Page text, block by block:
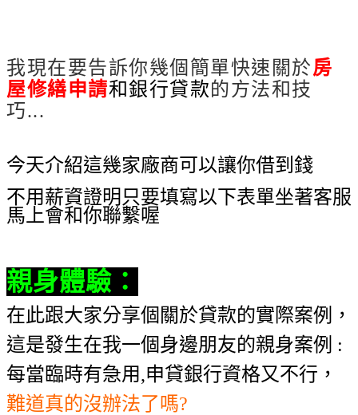
我現在要告訴你幾個簡單快速關於房
屋修繕申請和銀行貸款的方法和技
巧...
今天介紹這幾家廠商可以讓你借到錢
不用薪資證明只要填寫以下表單坐著客服
馬上會和你聯繫喔
親身體驗 ：
在此跟大家分享個關於貸款的實際案例，
這是發生在我一個身邊朋友的親身案例 :
每當臨時有急用,申貸銀行資格又不行，
難道真的沒辦法了嗎?